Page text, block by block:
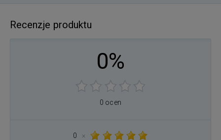
Recenzje produktu
0%
0 ocen
0
×